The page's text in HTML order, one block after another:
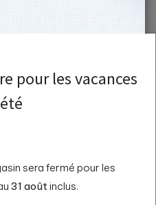
pour les vacances
sera fermé pour les
31 aoûtinclus.